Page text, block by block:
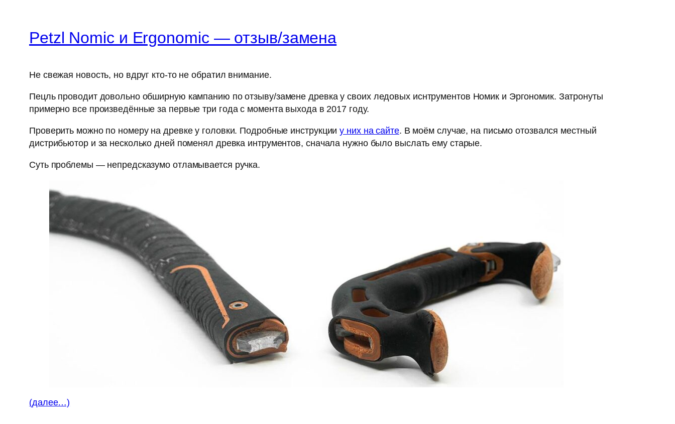
Petzl Nomic и Ergonomic — отзыв/замена
Не свежая новость, но вдруг кто-то не обратил внимание.
Пецль проводит довольно обширную кампанию по отзыву/замене древка у своих ледовых иснтрументов Номик и Эргономик. Затронуты
примерно все произведённые за первые три года с момента выхода в 2017 году.
Проверить можно по номеру на древке у головки. Подробные инструкцииу них на сайте. В моём случае, на письмо отозвался местный
дистрибьютор и за несколько дней поменял древка интрументов, сначала нужно было выслать ему старые.
Суть проблемы — непредсказумо отламывается ручка.
(далее…)